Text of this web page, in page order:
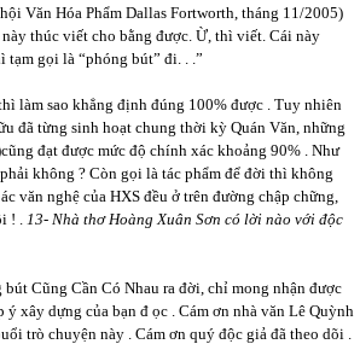
Văn Hóa Phẩm Dallas Fortworth, tháng 11/2005)
này thúc viết cho bằng được. Ừ, thì viết. Cái này
gọi là “phóng bút” đi. . .”
làm sao khẳng định đúng 100% được . Tuy nhiên
đã từng sinh hoạt chung thời kỳ Quán Văn, những
đạt được mức độ chính xác khoảng 90% . Như
không ? Còn gọi là tác phẩm để đời thì không
văn nghệ của HXS đều ở trên đường chập chững,
! . 13- Nhà thơ Hoàng Xuân Sơn có lời nào với độc
Cũng Cần Có Nhau ra đời, chỉ mong nhận được
xây dựng của bạn đ ọc . Cám ơn nhà văn Lê Quỳnh
trò chuyện này . Cám ơn quý độc giả đã theo dõi .